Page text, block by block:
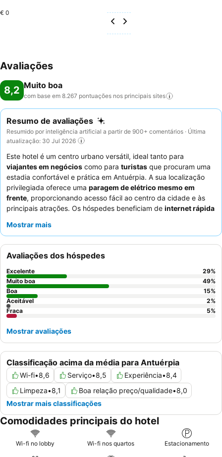
€ 0
Avaliações
8,2 Muito boa
com base em 8.267 pontuações nos principais sites
Resumo de avaliações
Resumido por inteligência artificial a partir de 900+ comentários · Última
atualização: 30 Jul 2026
Este hotel é um centro urbano versátil, ideal tanto para
viajantes em negócios como para turistas que procuram uma
estadia confortável e prática em Antuérpia. A sua localização
privilegiada oferece uma paragem de elétrico mesmo em
frente, proporcionando acesso fácil ao centro da cidade e às
principais atrações. Os hóspedes beneficiam de internet rápida
recebe consistentemente elogios pelo seu
populares
máquinas de waffles
tranquila, os hóspedes são aconselhados a pedir um quarto
virado para o jardim.
Mostrar mais
Classificação acima da média para Antuérpia
Wi-fi•8,6 Serviço•8,5 Experiência•8,4
Limpeza•8,1 Boa relação preço/qualidade•8,0
Mostrar mais classificações
Avaliações dos hóspedes
Excelente 29%
Muito boa
49%
Boa
15%
Aceitável
2%
Fraca
5%
Mostrar avaliações
Comodidades principais do hotel
Wi-fi no lobby Wi-fi nos quartos Estacionamento